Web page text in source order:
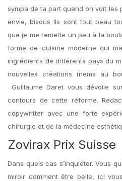
sympa de ta part quand on voit les
envie, bisous Ils sont tout beau
que je me remette un peu à la
forme de cuisine moderne qui
ingrédients de différents pays du
nouvelles créations (nems au
Guillaume Daret vous dévoile
contours de cette réforme.
copywritter avec une forte
chirurgie et de la médecine
Zovirax Prix Suisse
Dans quels cas s’inquiéter. Vous
miroir comment être belle, ici